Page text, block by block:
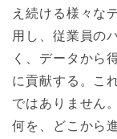
え続ける様々な
用し、従業員の
く、データから
に貢献する。こ
ではありません
何を、どこから